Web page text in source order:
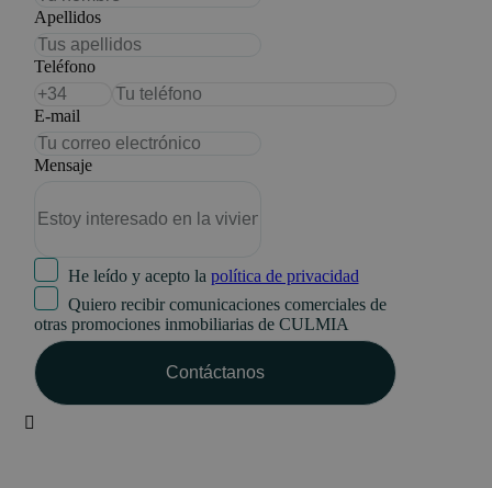
Apellidos
Teléfono
E-mail
Mensaje
He leído y acepto la política de privacidad
Quiero recibir comunicaciones comerciales de
otras promociones inmobiliarias de CULMIA